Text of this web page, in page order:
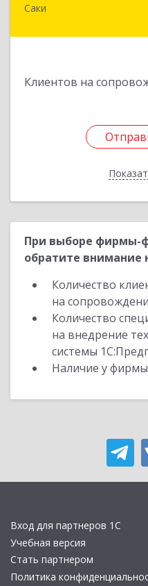
Саки
Клиентов на
При выборе фирмы-
обратите внимание
Количество
на
Количество
на внедрение
системы
Наличие у фирмы
Вход для партнеров 1С
Учебная версия
Стать партнером
Политика